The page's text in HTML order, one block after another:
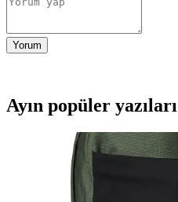
Yorum
Ayın popüler yazıları